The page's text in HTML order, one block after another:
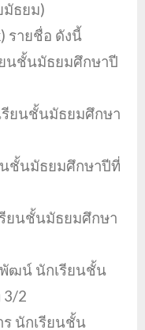
มัธยม)
รายชื่อ ดังนี้
นชั้นมัธยมศึกษาปี
รียนชั้นมัธยมศึกษา
นชั้นมัธยมศึกษาปีที่
ยนชั้นมัธยมศึกษา
ฒน์ นักเรียนชั้น
3/2
ร นักเรียนชั้น